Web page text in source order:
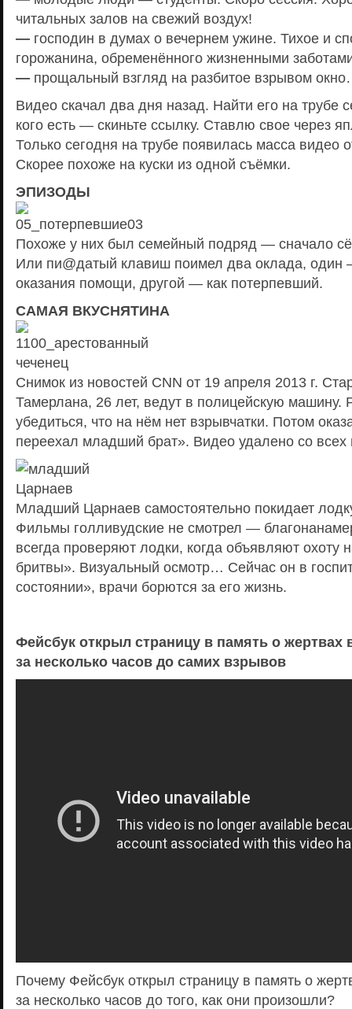
читальных залов на свежий воздух!
— господин в думах о вечернем ужине. Тихое и
горожанина, обременённого жизненными
— прощальный взгляд на разбитое взрывом
Видео скачал два дня назад. Найти его на трубе
кого есть — скиньте ссылку. Ставлю свое через
Только сегодня на трубе появилась масса видео
Скорее похоже на куски из одной съёмки.
ЭПИЗОДЫ
Похоже у них был семейный подряд — сначало
Или пи@датый клавиш поимел два оклада, один
оказания помощи, другой — как потерпевший.
САМАЯ ВКУСНЯТИНА
Снимок из новостей CNN от 19 апреля 2013 г.
Тамерлана, 26 лет, ведут в полицейскую машину.
убедиться, что на нём нет взрывчатки. Потом
переехал младший брат». Видео удалено со всех
Младший Царнаев самостоятельно покидает
Фильмы голливудские не смотрел —
всегда проверяют лодки, когда объявляют охоту
бритвы». Визуальный осмотр… Сейчас он в
состоянии», врачи борются за его жизнь.
Фейсбук открыл страницу в память о жертвах
за несколько часов до самих взрывов
Почему Фейсбук открыл страницу в память о
за несколько часов до того, как они произошли?